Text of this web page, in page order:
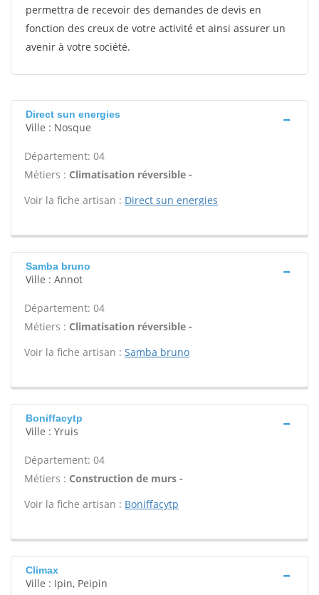
permettra de recevoir des demandes de devis en
fonction des creux de votre activité et ainsi assurer un
avenir à votre société.
Direct sun energies
Ville : Nosque
Département: 04
Métiers : Climatisation réversible -
Voir la fiche artisan : Direct sun energies
Samba bruno
Ville : Annot
Département: 04
Métiers : Climatisation réversible -
Voir la fiche artisan : Samba bruno
Boniffacytp
Ville : Yruis
Département: 04
Métiers : Construction de murs -
Voir la fiche artisan : Boniffacytp
Climax
Ville : Ipin, Peipin